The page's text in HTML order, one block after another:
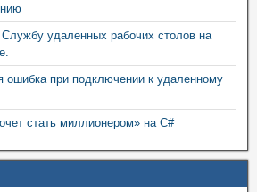
Службу удаленных рабочих столов на
ошибка при подключении к удаленному
стать миллионером» на C#